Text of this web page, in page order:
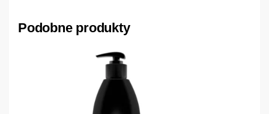
Podobne produkty